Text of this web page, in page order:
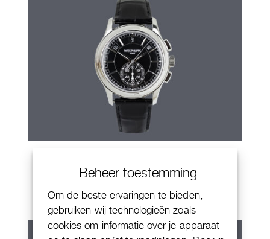
Beheer toestemming
Om de beste ervaringen te bieden,
gebruiken wij technologieën zoals
cookies om informatie over je apparaat
Chornograaf